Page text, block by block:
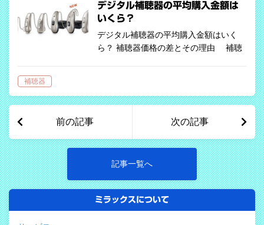
デジタル補聴器の平均購入金額は
いくら？
デジタル補聴器の平均購入金額はいく
ら？ 補聴器価格の差とその理由 補聴
呼ばれている製品になぜここまでの価格
補聴器
前の記事 次の記事
記事一覧へ
ミラックスについて